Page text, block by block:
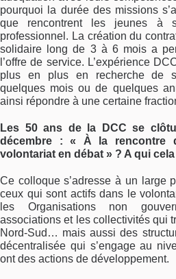
pourquoi la durée des missions
que rencontrent les jeunes à
professionnel. La création du
solidaire long de 3 à 6 mois a
l’offre de service. L’expérience
plus en plus en recherche de
quelques mois ou de quelques
ainsi répondre à une certaine
Les 50 ans de la DCC se
décembre : « À la rencontre
volontariat en débat » ? A qui
Ce colloque s’adresse à un large
ceux qui sont actifs dans le
les Organisations non
associations et les collectivités qui
Nord-Sud… mais aussi des
décentralisée qui s’engage au
ont des actions de développement.